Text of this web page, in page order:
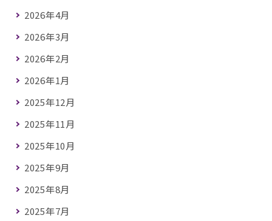
2026年4月
2026年3月
2026年2月
2026年1月
2025年12月
2025年11月
2025年10月
2025年9月
2025年8月
2025年7月